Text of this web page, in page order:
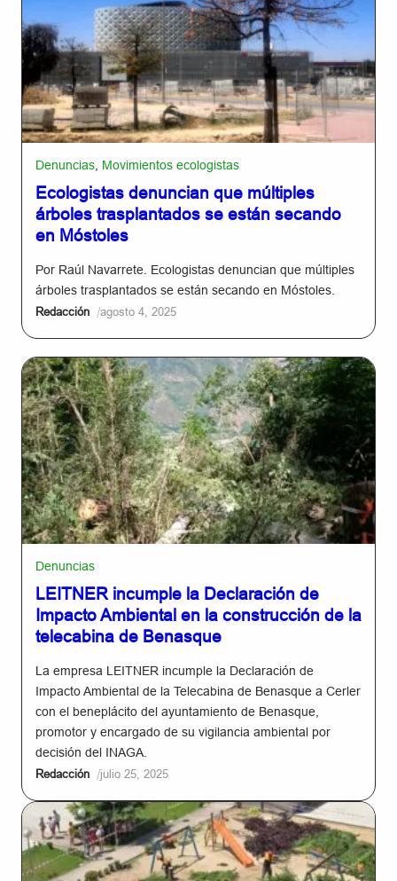
Denuncias Movimientos ecologistas
Ecologistas denuncian que múltiples
árboles trasplantados se están secando
en Móstoles
Por Raúl Navarrete. Ecologistas denuncian que múltiples
árboles trasplantados se están secando en Móstoles.
Redacción /agosto 4, 2025
Denuncias
LEITNER incumple la Declaración de
Impacto Ambiental en la construcción de la
telecabina de Benasque
La empresa LEITNER incumple la Declaración de
Impacto Ambiental de la Telecabina de Benasque a Cerler
con el beneplácito del ayuntamiento de Benasque,
promotor y encargado de su vigilancia ambiental por
decisión del INAGA.
Redacción /julio 25, 2025